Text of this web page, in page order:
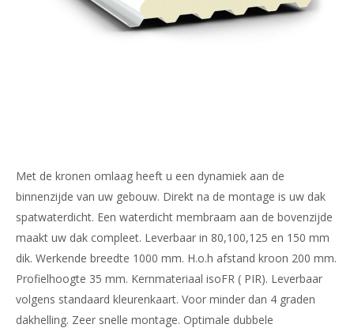
Met de kronen omlaag heeft u een dynamiek aan de
binnenzijde van uw gebouw. Direkt na de montage is uw dak
spatwaterdicht. Een waterdicht membraam aan de bovenzijde
maakt uw dak compleet. Leverbaar in 80,100,125 en 150 mm
dik. Werkende breedte 1000 mm. H.o.h afstand kroon 200 mm.
Profielhoogte 35 mm. Kernmateriaal isoFR ( PIR). Leverbaar
volgens standaard kleurenkaart. Voor minder dan 4 graden
dakhelling. Zeer snelle montage. Optimale dubbele